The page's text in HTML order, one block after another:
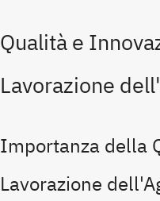
Qualità e
Lavorazione
Importanza della
Lavorazione